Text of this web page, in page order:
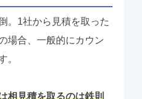
。1社から見積を取った
場合、一般的にカウン
。
相見積を取るのは鉄則